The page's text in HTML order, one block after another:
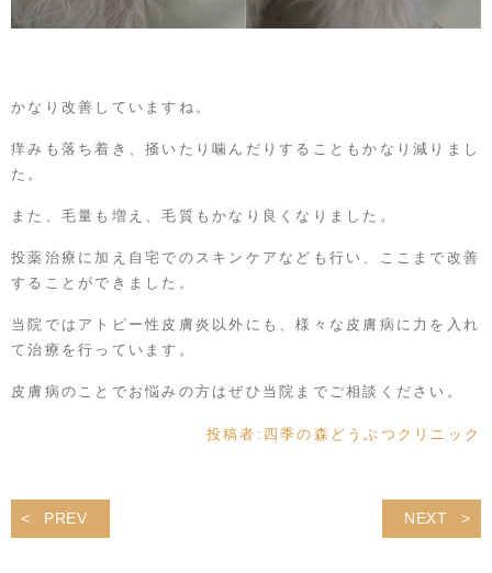
かなり改善していますね。
痒みも落ち着き、掻いたり噛んだりすることもかなり減りまし
た。
また、毛量も増え、毛質もかなり良くなりました。
投薬治療に加え自宅でのスキンケアなども行い、ここまで改善
することができました。
当院ではアトピー性皮膚炎以外にも、様々な皮膚病に力を入れ
て治療を行っています。
皮膚病のことでお悩みの方はぜひ当院までご相談ください。
投稿者: 四季の森どうぶつクリニック
PREV NEXT